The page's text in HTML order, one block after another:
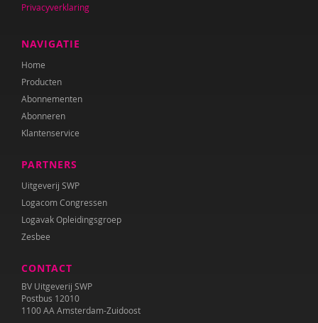
Merel Breedeveld
Marion Breg
Amber Broek
Martine Broekhuizen
Miranda Bron
Jorn de Bruin
Jeanet Bus
Privacyverklaring
NAVIGATIE
Home
Producten
Abonnementen
Abonneren
Klantenservice
PARTNERS
Uitgeverij SWP
Logacom Congressen
Logavak Opleidingsgroep
Zesbee
CONTACT
BV Uitgeverij SWP
Postbus 12010
1100 AA Amsterdam-Zuidoost